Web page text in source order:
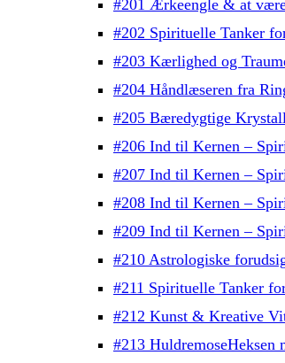
#201 Ærkeengle & at
#202 Spirituelle Tanker
#203 Kærlighed og
#204 Håndlæseren fra
#205 Bæredygtige
#206 Ind til Kernen –
#207 Ind til Kernen –
#208 Ind til Kernen –
#209 Ind til Kernen –
#210 Astrologiske
#211 Spirituelle Tanker
#212 Kunst & Kreative
#213 HuldremoseHeksen